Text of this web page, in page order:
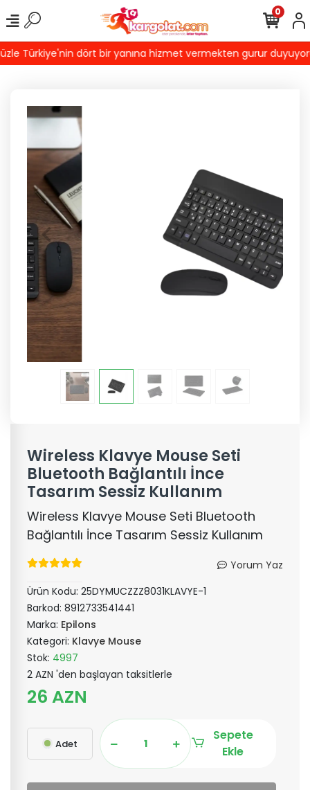
Türkiye'nin dört bir yanına hizmet vermekten gurur
0
Wireless Klavye Mouse Seti
Bluetooth Bağlantılı İnce
Tasarım Sessiz Kullanım
Wireless Klavye Mouse Seti Bluetooth
Bağlantılı İnce Tasarım Sessiz Kullanım
Yorum Yaz
Ürün Kodu: 25DYMUCZZZ8031KLAVYE-1
Barkod: 8912733541441
Marka: Epilons
Kategori: Klavye Mouse
Stok: 4997
2 AZN 'den başlayan taksitlerle
26 AZN
Adet
Sepete
Ekle